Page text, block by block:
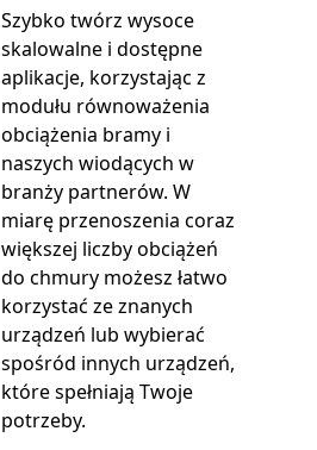
Szybko twórz wysoce
skalowalne i dostępne
aplikacje, korzystając z
modułu równoważenia
obciążenia bramy i
naszych wiodących w
branży partnerów. W
miarę przenoszenia coraz
większej liczby obciążeń
do chmury możesz łatwo
korzystać ze znanych
urządzeń lub wybierać
spośród innych urządzeń,
które spełniają Twoje
potrzeby.